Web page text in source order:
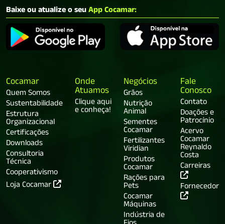
Baixe ou atualize o seuApp Cocamar:
Cocamar
Quem Somos
Sustentabilidade
Estrutura
Organizacional
Certificações
Downloads
Consultoria
Técnica
Cooperativismo
Loja Cocamar
Onde
Atuamos
Clique aqui
e conheça!
Negócios
Grãos
Nutrição
Animal
Sementes
Cocamar
Fertilizantes
Viridian
Produtos
Cocamar
Rações para
Pets
Cocamar
Máquinas
Indústria de
Fale
Conosco
Contato
Doações e
Patrocínio
Acervo
Cocamar
Reynaldo
Costa
Carreiras
Fornecedor